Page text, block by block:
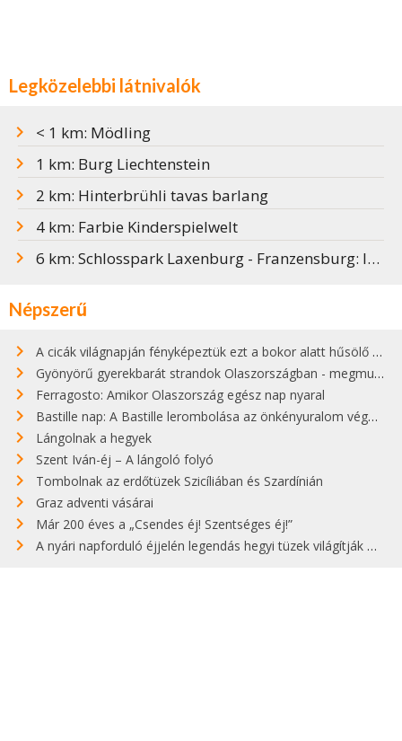
Legközelebbi látnivalók
< 1 km: Mödling
1 km: Burg Liechtenstein
2 km: Hinterbrühli tavas barlang
4 km: Farbie Kinderspielwelt
6 km: Schlosspark Laxenburg - Franzensburg: Itt romantikázott Sisi és Ferenc József
Népszerű
A cicák világnapján fényképeztük ezt a bokor alatt hűsölő cicát Kisorosziban
Gyönyörű gyerekbarát strandok Olaszországban - megmutatjuk a 15 legjobbat
Ferragosto: Amikor Olaszország egész nap nyaral
Bastille nap: A Bastille lerombolása az önkényuralom végét jelentette
Lángolnak a hegyek
Szent Iván-éj – A lángoló folyó
Tombolnak az erdőtüzek Szicíliában és Szardínián
Graz adventi vásárai
Már 200 éves a „Csendes éj! Szentséges éj!”
A nyári napforduló éjjelén legendás hegyi tüzek világítják meg Zugspitzét